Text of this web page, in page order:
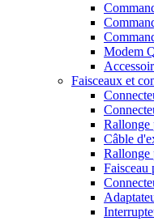
Modem
Faisceaux et
Câble
Rallonge
Faisceau